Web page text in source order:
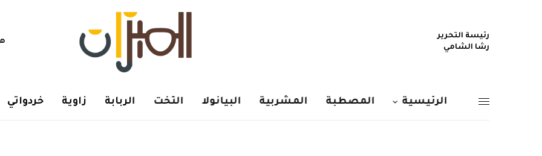
رئيسة التحرير
رشا الشامي
الرئيسية المصطبة المشربية البيانولا التخت الربابة زاوية خردواتي